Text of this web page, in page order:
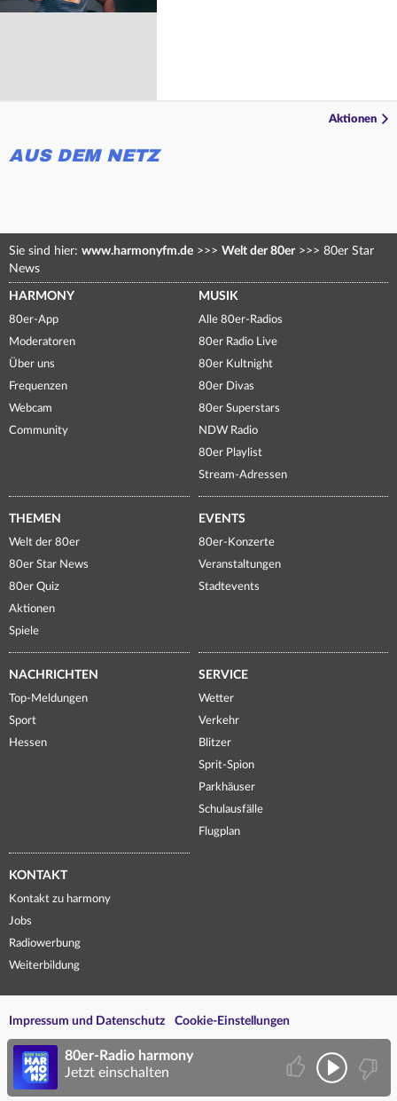
Aktionen
AUS DEM NETZ
Sie sind hier: www.harmonyfm.de >>> Welt der 80er >>> 80er Star
News
HARMONY
80er-App
Moderatoren
Über uns
Frequenzen
Webcam
Community
MUSIK
Alle 80er-Radios
80er Radio Live
80er Kultnight
80er Divas
80er Superstars
NDW Radio
80er Playlist
Stream-Adressen
THEMEN
Welt der 80er
80er Star News
80er Quiz
Aktionen
Spiele
EVENTS
80er-Konzerte
Veranstaltungen
Stadtevents
NACHRICHTEN
Top-Meldungen
Sport
Hessen
SERVICE
Wetter
Verkehr
Blitzer
Sprit-Spion
Parkhäuser
Schulausfälle
Flugplan
KONTAKT
Kontakt zu harmony
Jobs
Radiowerbung
Weiterbildung
Impressum und Datenschutz Cookie-Einstellungen
80er-Radio harmony
Jetzt einschalten